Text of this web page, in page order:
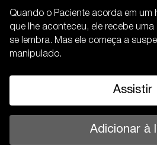
Quando o Paciente acorda em um
que lhe aconteceu, ele recebe
se lembra. Mas ele começa a
manipulado.
Assistir
Adicionar à